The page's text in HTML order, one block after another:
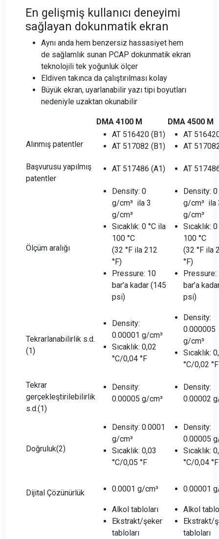
En gelişmiş kullanıcı deneyimi
sağlayan dokunmatik ekran
Aynı anda hem benzersiz hassasiyet hem
de sağlamlık sunan PCAP dokunmatik ekran
teknolojili tek yoğunluk ölçer
Eldiven takınca da çalıştırılması kolay
Büyük ekran, uyarlanabilir yazı tipi boyutları
nedeniyle uzaktan okunabilir
DMA 4100 M DMA 4500 M
Alınmış patentler
AT 516420 (B1)
AT 517082 (B1)
AT
AT
Başvurusu yapılmış
patentler
AT 517486 (A1) AT
Ölçüm aralığı
Density: 0
g/cm³ ila 3
g/cm³
Sıcaklık: 0 °C ila
100 °C
(32 °F ila 212
°F)
Pressure: 10
bar’a kadar (145
psi)
Density: 0
g/cm³ ila
g/cm³
Sıcaklık:
100 °C
(32 °F ila
°F)
Pressure:
bar’a
psi)
Tekrarlanabilirlik s.d.
(1)
Density:
0.00001 g/cm³
Sıcaklık: 0,02
°C/0,04 °F
Density:
0.000005
g/cm³
Sıcaklık:
°C/0,02 °F
Tekrar
gerçekleştirilebilirlik
s.d.(1)
Density:
0.00005 g/cm³
Density:
0.00002
Doğruluk(2)
Density: 0.0001
g/cm³
Sıcaklık: 0,03
°C/0,05 °F
Density:
0.00005
Sıcaklık:
°C/0,04 °F
Dijital Çözünürlük 0.0001 g/cm³ 0.00001
Alkol tabloları
Ekstrakt/şeker
tabloları
Alkol
Ekstrakt/
tabloları